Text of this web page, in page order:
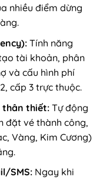
nhiều điểm dừng
Tính năng
tài khoản, phân
và cấu hình phí
cấp 3 trực thuộc.
thân thiết:Tự động
đặt vé thành công,
Vàng, Kim Cương)
SMS:Ngay khi